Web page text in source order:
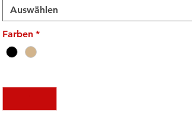
Auswählen
Farben *